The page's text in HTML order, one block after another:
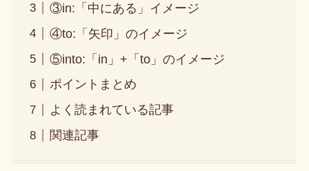
③in:「中にある」イメージ
④to:「矢印」のイメージ
⑤into:「in」+「to」のイメージ
ポイントまとめ
よく読まれている記事
関連記事